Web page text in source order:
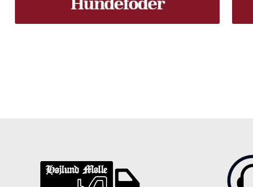
Bor du i Odense, Svendborg, Nyborg, Kerteminde, Faaborg,
du bor, kan du få leveret træpiller indenfor 5 hverdage. Vores